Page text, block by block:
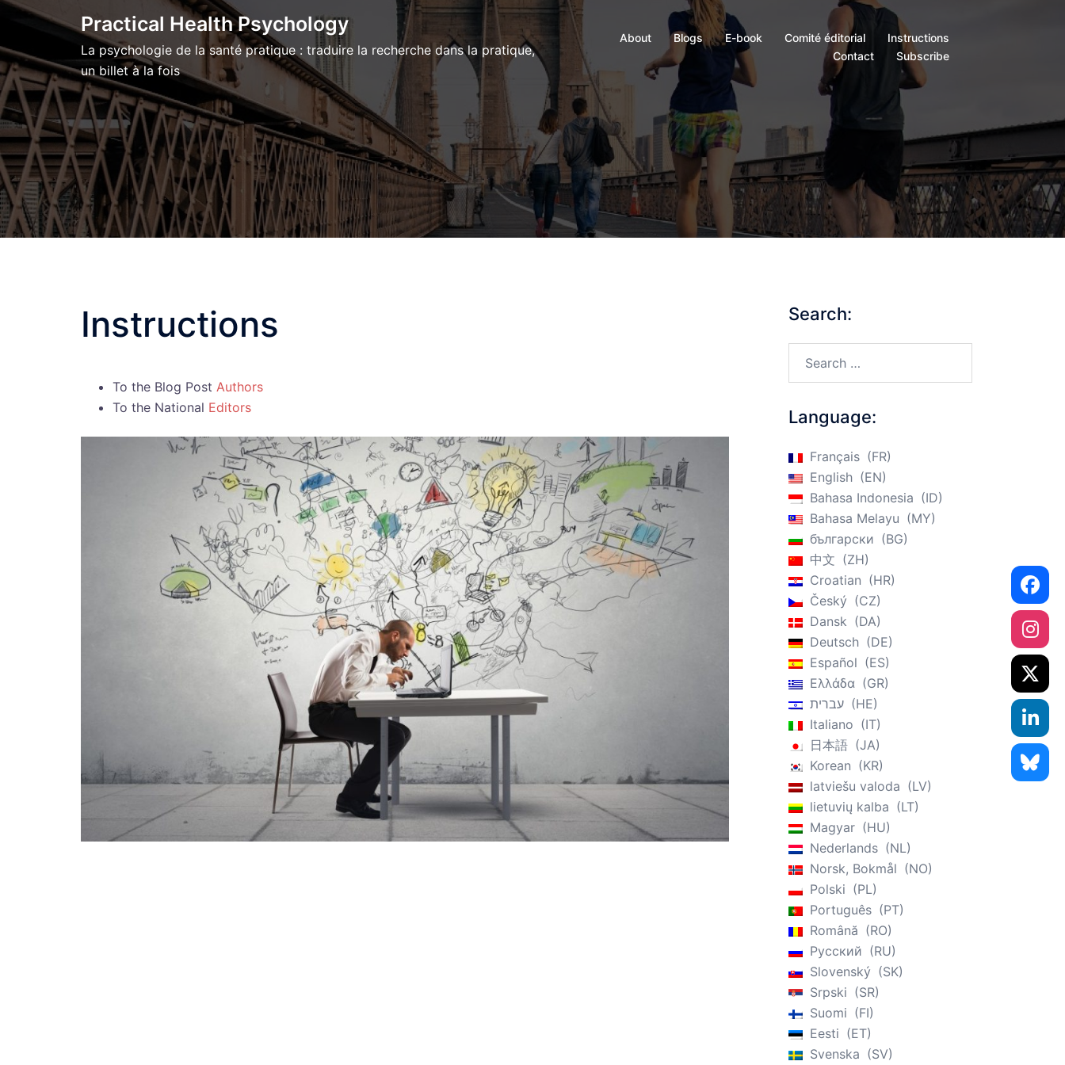
Skip
content
Practical Health Psychology
La psychologie de la santé pratique : traduire la recherche dans la pratique,
un billet à la fois
About Blogs E-book Comité éditorial
Instructions
Contact
Subscribe
Instructions
To the Blog Post Authors
To the National Editors
Search:
Language:
Français
FR
English
EN
Bahasa Indonesia
ID
Bahasa Melayu
MY
български
BG
中文
ZH
Croatian
HR
Český
CZ
Dansk
DA
Deutsch
DE
Español
ES
Ελλάδα
GR
עברית
HE
Italiano
IT
日本語
JA
Korean
KR
latviešu valoda
LV
lietuvių kalba
LT
Magyar
HU
Nederlands
NL
Norsk, Bokmål
NO
Polski
PL
Português
PT
Română
RO
Русский
RU
Slovenský
SK
Srpski
SR
Suomi
FI
Eesti
ET
Svenska
SV